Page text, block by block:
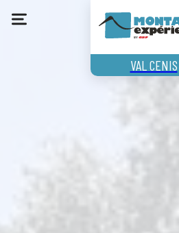
VAL CENIS